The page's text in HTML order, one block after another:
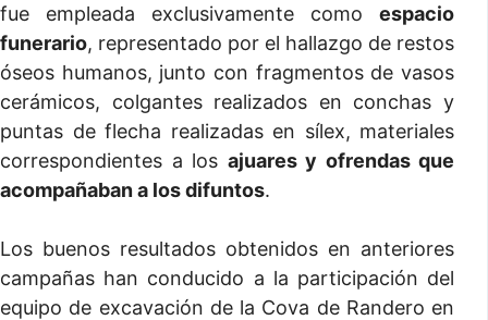
fue empleada exclusivamente como espacio
funerario, representado por el hallazgo de restos
óseos humanos, junto con fragmentos de vasos
cerámicos, colgantes realizados en conchas y
puntas de flecha realizadas en sílex, materiales
correspondientes a los ajuares y ofrendas que
acompañaban a los difuntos.
Los buenos resultados obtenidos en anteriores
campañas han conducido a la participación del
equipo de excavación de la Cova de Randero en